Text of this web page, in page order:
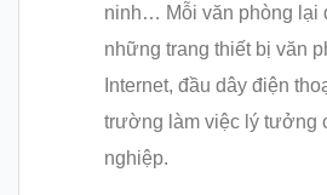
ninh… Mỗi văn phòng lại
những trang thiết bị văn
Internet, đầu dây điện
trường làm việc lý tưởng
nghiệp.